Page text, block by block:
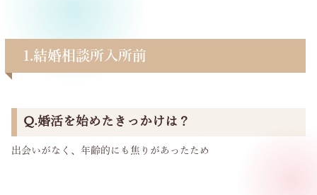
1.結婚相談所入所前
Q.婚活を始めたきっかけは？
出会いがなく、年齢的にも焦りがあったため